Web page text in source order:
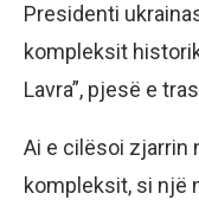
Presidenti
kompleksit
Lavra”, pjesë e
Ai e cilësoi zjarrin
kompleksit, si një